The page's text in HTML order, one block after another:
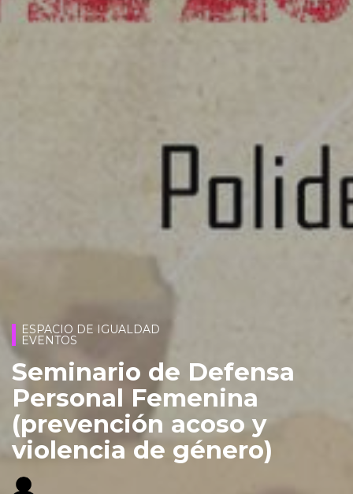
ESPACIO DE IGUALDAD
EVENTOS
Seminario de Defensa
Personal Femenina
(prevención acoso y
violencia de género)